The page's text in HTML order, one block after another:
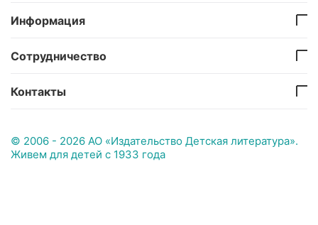
Информация
Сотрудничество
Контакты
© 2006 - 2026 АО «Издательство Детская литература».
Живем для детей с 1933 года